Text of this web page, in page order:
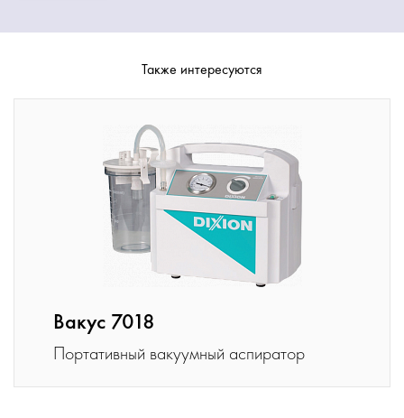
Также интересуются
Вакус 7018
Портативный вакуумный аспиратор